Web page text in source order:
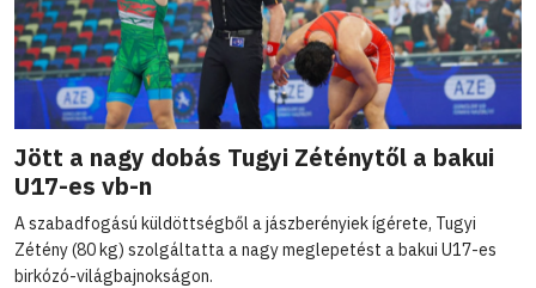
Jött a nagy dobás Tugyi Zéténytől a bakui
U17-es vb-n
A szabadfogású küldöttségből a jászberényiek ígérete, Tugyi
Zétény (80 kg) szolgáltatta a nagy meglepetést a bakui U17-es
birkózó-világbajnokságon.